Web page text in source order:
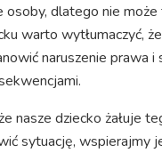
osoby, dlatego nie
warto wytłumaczyć,
naruszenie prawa i
nasze dziecko żałuje
sytuację, wspierajmy